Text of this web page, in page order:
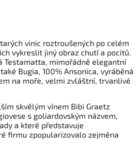
vinic roztroušených po celém
vykreslit jiný obraz chutí a pocitů.
Testamatta, mimořádně elegantní
Bugia, 100% Ansonica, vyráběná
na moře, velmi zvláštní, trvanlivé
skvělým vínem Bibi Graetz
s goliardovským názvem,
a které představuje
firmu zpopularizovalo zejména